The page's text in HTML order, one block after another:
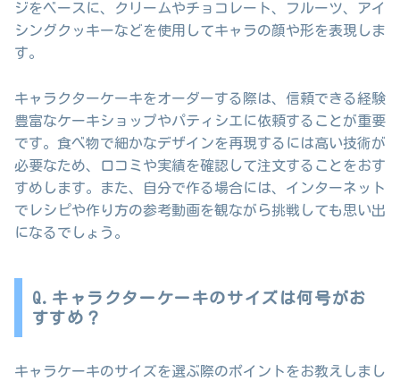
ジをベースに、クリームやチョコレート、フルーツ、アイ
シングクッキーなどを使用してキャラの顔や形を表現しま
す。
キャラクターケーキをオーダーする際は、信頼できる経験
豊富なケーキショップやパティシエに依頼することが重要
です。食べ物で細かなデザインを再現するには高い技術が
必要なため、口コミや実績を確認して注文することをおす
すめします。また、自分で作る場合には、インターネット
でレシピや作り方の参考動画を観ながら挑戦しても思い出
になるでしょう。
Q.キャラクターケーキのサイズは何号がお
すすめ？
キャラケーキのサイズを選ぶ際のポイントをお教えしまし